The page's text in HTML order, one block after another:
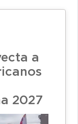
a
2027